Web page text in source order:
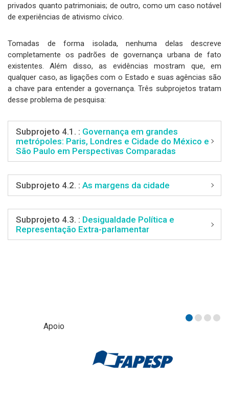
privados quanto patrimoniais; de outro, como um caso notável
de experiências de ativismo cívico.
Tomadas de forma isolada, nenhuma delas descreve
completamente os padrões de governança urbana de fato
existentes. Além disso, as evidências mostram que, em
qualquer caso, as ligações com o Estado e suas agências são
a chave para entender a governança. Três subprojetos tratam
desse problema de pesquisa:
Subprojeto 4.1. : Governança em grandes
metrópoles: Paris, Londres e Cidade do México e
São Paulo em Perspectivas Comparadas
Subprojeto 4.2. : As margens da cidade
Subprojeto 4.3. : Desigualdade Política e
Representação Extra-parlamentar
Apoio